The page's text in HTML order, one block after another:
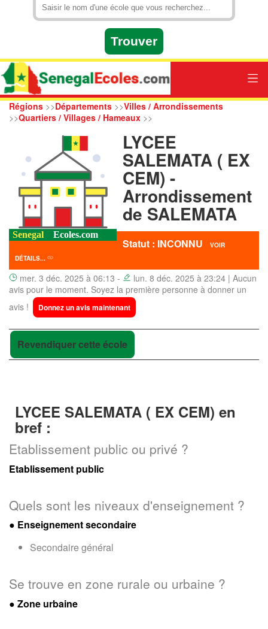
Régions >>Départements >>Villes / Arrondissements
>>Quartiers / Villages / Hameaux >>
LYCEE
SALEMATA ( EX
CEM) -
Arrondissement
de SALEMATA
Statut : INCONNU
VOIR
DÉTAILS...
mer. 3 déc. 2025 à 06:13 -
lun. 8 déc. 2025 à 23:24 | Aucun
avis pour le moment. Soyez la première personne à donner un
avis !
Donnez un avis maintenant
Revendiquer cette école
LYCEE SALEMATA ( EX CEM) en
bref :
Etablissement public ou privé ?
Etablissement public
Quels sont les niveaux d'enseignement ?
● Enseignement secondaire
Secondaire général
Se trouve en zone rurale ou urbaine ?
● Zone urbaine